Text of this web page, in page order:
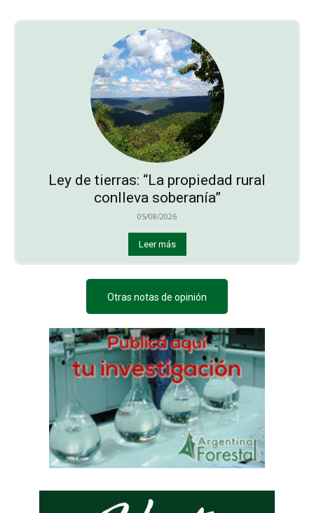
Ley de tierras: “La propiedad rural
conlleva soberanía”
05/08/2026
Leer más
Otras notas de opinión